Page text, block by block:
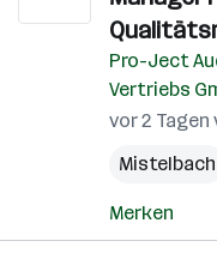
Pro-Ject
Vertriebs
vor 2
Mistelbach
Merken